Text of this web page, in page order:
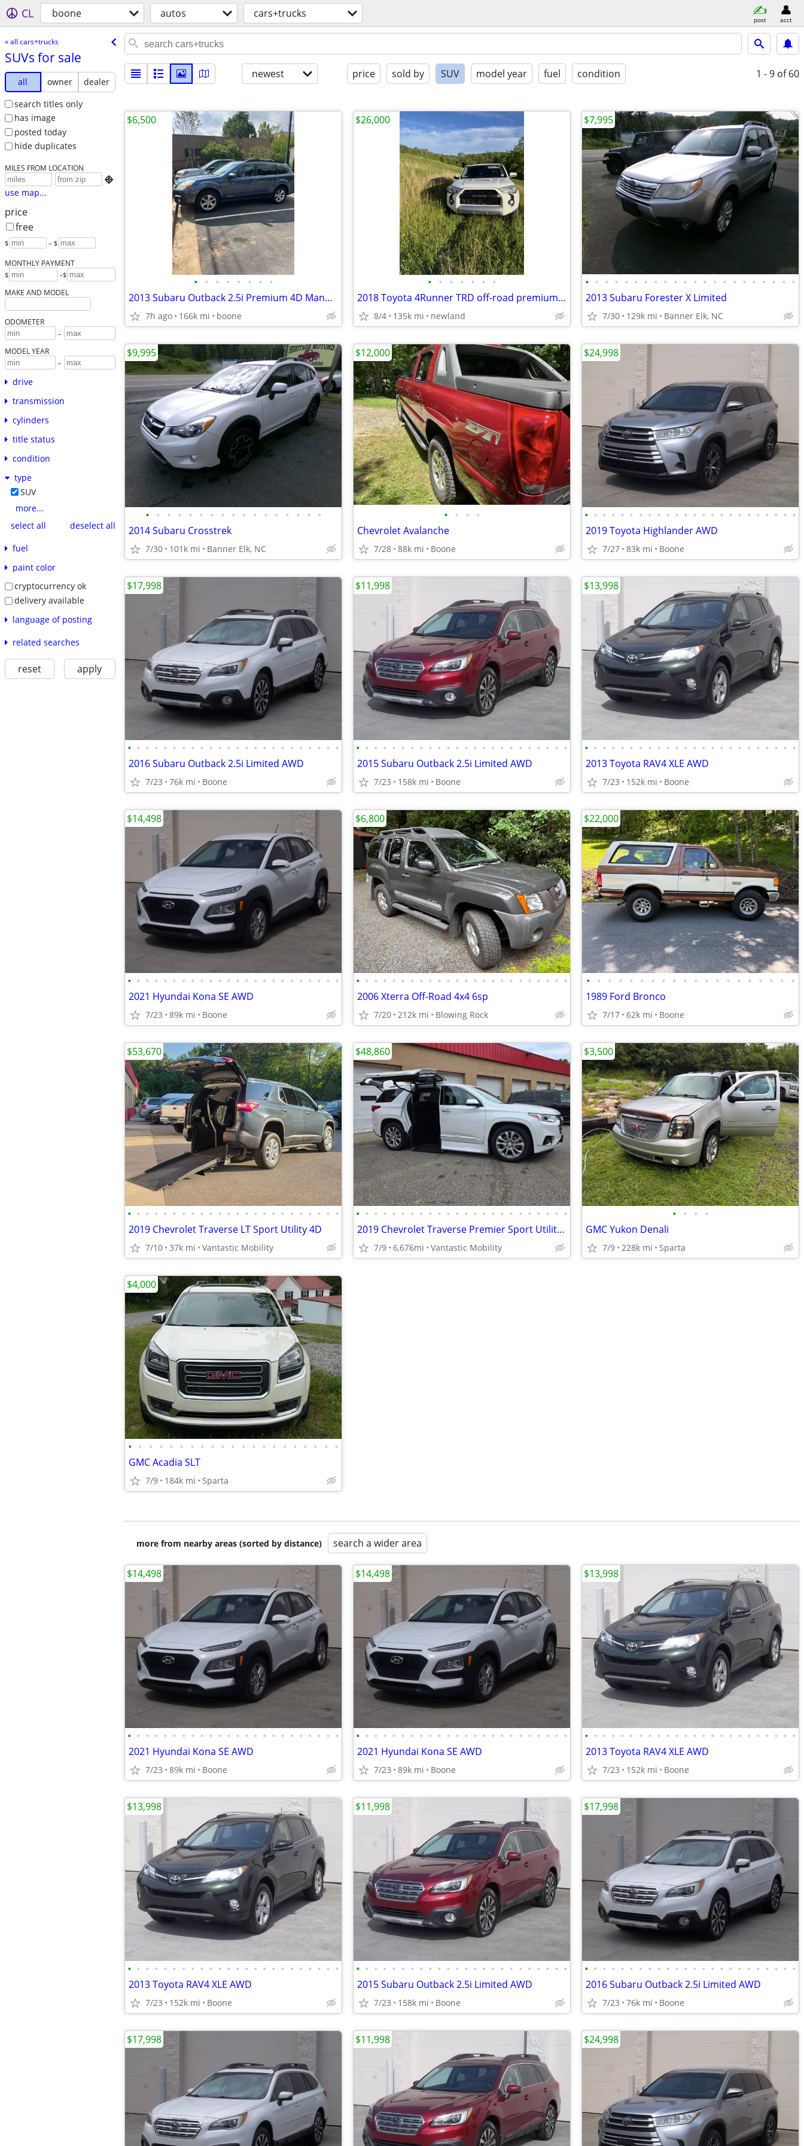
CL boone autos cars+trucks post acct
« all cars+trucks
SUVs for sale
all owner
dealer
search titles only
has image
posted today
hide duplicates
MILES FROM LOCATION

use map...
price
free
$ – $
MONTHLY PAYMENT
$ -$
MAKE AND MODEL
ODOMETER
-
MODEL YEAR
-
drive
transmission
cylinders
title status
condition
type
SUV
more...
select all
deselect all
fuel
paint color
cryptocurrency ok
delivery available
language of posting
related searches
reset apply
newest price sold by SUV model year fuel condition 1 - 9 of 60
• • • • • • • •
2013 Subaru Outback 2.5i Premium 4D Manual 6 Speed
7h ago 166k mi boone
$6,500
• • • • • • •
2018 Toyota 4Runner TRD off-road premium 4wd
8/4 135k mi newland
$26,000
• • • • • • • • • • • • • • • • • • • • • •
2013 Subaru Forester X Limited
7/30 129k mi Banner Elk, NC
$7,995
• • • • • • • • • • • • • • • • •
2014 Subaru Crosstrek
7/30 101k mi Banner Elk, NC
$9,995
• • • •
Chevrolet Avalanche
7/28 88k mi Boone
$12,000
• • • • • • • • • • • • • • • • • • • • • • • •
2019 Toyota Highlander AWD
7/27 83k mi Boone
$24,998
• • • • • • • • • • • • • • • • • • • • • • • •
2016 Subaru Outback 2.5i Limited AWD
7/23 76k mi Boone
$17,998
• • • • • • • • • • • • • • • • • • • • • • • •
2015 Subaru Outback 2.5i Limited AWD
7/23 158k mi Boone
$11,998
• • • • • • • • • • • • • • • • • • • • • • • •
2013 Toyota RAV4 XLE AWD
7/23 152k mi Boone
$13,998
• • • • • • • • • • • • • • • • • • • • • • • •
2021 Hyundai Kona SE AWD
7/23 89k mi Boone
$14,498
• • • • • • • • • • • • • • • • • • • • • • • •
2006 Xterra Off-Road 4x4 6sp
7/20 212k mi Blowing Rock
$6,800
• • • • • • • • • • • • • • • • • • • •
1989 Ford Bronco
7/17 62k mi Boone
$22,000
• • • • • • • • • • • • • • • • • • • • • • • •
2019 Chevrolet Traverse LT Sport Utility 4D
7/10 37k mi Vantastic Mobility
$53,670
• • • • • • • • • • • • • • • • • • • • • • • •
2019 Chevrolet Traverse Premier Sport Utility 4D
7/9 6,676mi Vantastic Mobility
$48,860
• • • •
GMC Yukon Denali
7/9 228k mi Sparta
$3,500
• • • • • • • • • • • • • • • • • • • • •
GMC Acadia SLT
7/9 184k mi Sparta
$4,000
more from nearby areas (sorted by distance) search a wider area
• • • • • • • • • • • • • • • • • • • • • • • •
2021 Hyundai Kona SE AWD
7/23 89k mi Boone
$14,498
• • • • • • • • • • • • • • • • • • • • • • • •
2021 Hyundai Kona SE AWD
7/23 89k mi Boone
$14,498
• • • • • • • • • • • • • • • • • • • • • • • •
2013 Toyota RAV4 XLE AWD
7/23 152k mi Boone
$13,998
• • • • • • • • • • • • • • • • • • • • • • • •
2013 Toyota RAV4 XLE AWD
7/23 152k mi Boone
$13,998
• • • • • • • • • • • • • • • • • • • • • • • •
2015 Subaru Outback 2.5i Limited AWD
7/23 158k mi Boone
$11,998
• • • • • • • • • • • • • • • • • • • • • • • •
2016 Subaru Outback 2.5i Limited AWD
7/23 76k mi Boone
$17,998
$17,998 $11,998 $24,998